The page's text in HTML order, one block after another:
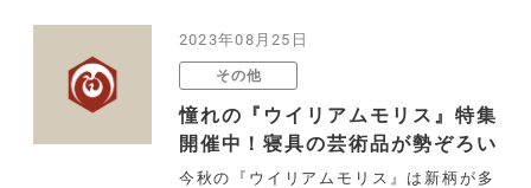
2023年08月25日
その他
憧れの『ウイリアムモリス』特集
開催中！寝具の芸術品が勢ぞろい
今秋の『ウイリアムモリス』は新柄が多